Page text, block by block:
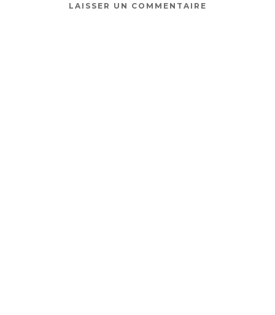
LAISSER UN COMMENTAIRE